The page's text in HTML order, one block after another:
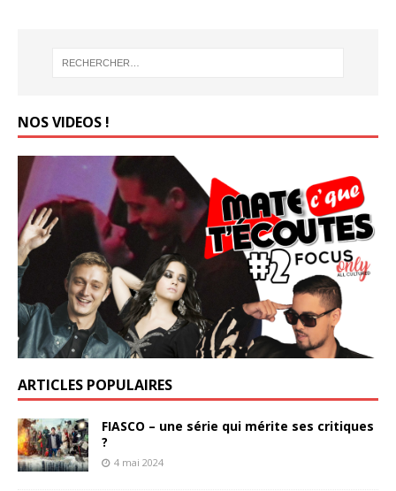
NOS VIDEOS !
ARTICLES POPULAIRES
FIASCO – une série qui mérite ses critiques
?
4 mai 2024